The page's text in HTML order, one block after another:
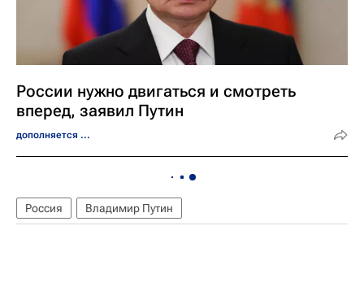
России нужно двигаться и смотреть
вперед, заявил Путин
дополняется ...
Россия Владимир Путин